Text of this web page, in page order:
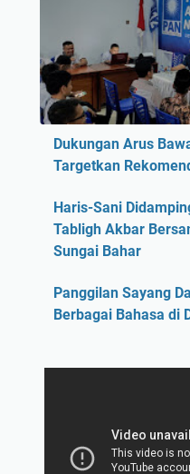
Dukungan Arus
Targetkan
Haris-Sani
Tabligh Akbar
Sungai Bahar
Panggilan Sayang
Berbagai Bahasa di